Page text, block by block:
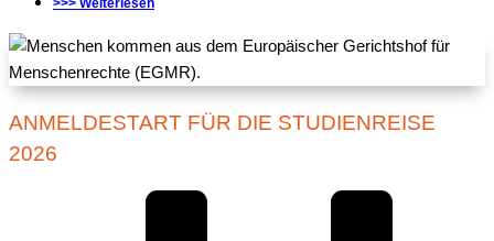
>>> Weiterlesen
ANMELDESTART FÜR DIE STUDIENREISE
2026